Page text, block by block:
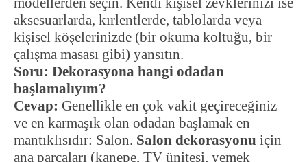
aksesuarlarda, kırlentlerde, tablolarda veya
kişisel köşelerinizde (bir okuma koltuğu, bir
çalışma masası gibi) yansıtın.
Soru: Dekorasyona hangi odadan
başlamalıyım?
Cevap: Genellikle en çok vakit geçireceğiniz
ve en karmaşık olan odadan başlamak en
mantıklısıdır: Salon. Salon dekorasyonu için
ana parçaları (kanepe, TV ünitesi, yemek